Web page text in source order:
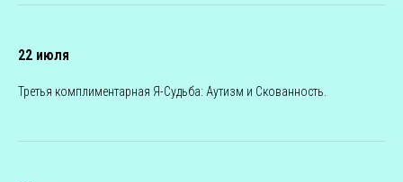
22 июля
Третья комплиментарная Я-Судьба: Аутизм и Скованность.